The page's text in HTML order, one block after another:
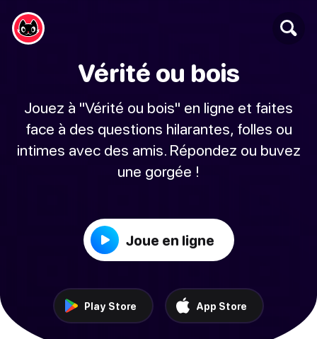
Vérité ou bois
Jouez à "Vérité ou bois" en ligne et faites
face à des questions hilarantes, folles ou
intimes avec des amis. Répondez ou buvez
une gorgée !
Joue en ligne
Play Store App Store